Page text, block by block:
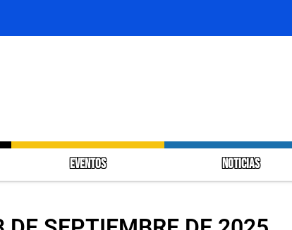
EVENTOS NOTICIAS